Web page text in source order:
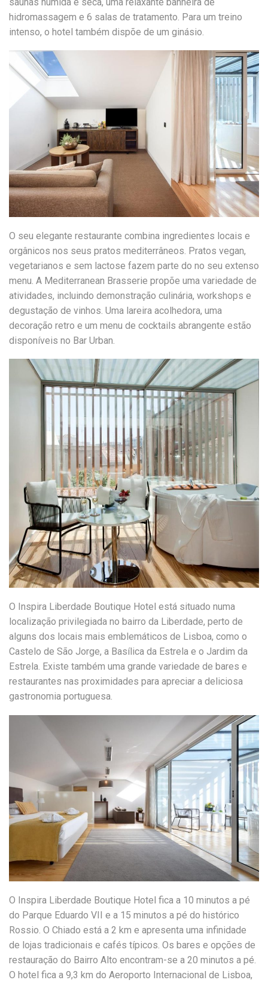
hidromassagem e 6 salas de tratamento. Para um treino
intenso, o hotel também dispõe de um ginásio.
O seu elegante restaurante combina ingredientes locais e
orgânicos nos seus pratos mediterrâneos. Pratos vegan,
vegetarianos e sem lactose fazem parte do no seu extenso
menu. A Mediterranean Brasserie propõe uma variedade de
atividades, incluindo demonstração culinária, workshops e
degustação de vinhos. Uma lareira acolhedora, uma
decoração retro e um menu de cocktails abrangente estão
disponíveis no Bar Urban.
O Inspira Liberdade Boutique Hotel está situado numa
localização privilegiada no bairro da Liberdade, perto de
alguns dos locais mais emblemáticos de Lisboa, como o
Castelo de São Jorge, a Basílica da Estrela e o Jardim da
Estrela. Existe também uma grande variedade de bares e
restaurantes nas proximidades para apreciar a deliciosa
gastronomia portuguesa.
O Inspira Liberdade Boutique Hotel fica a 10 minutos a pé
do Parque Eduardo VII e a 15 minutos a pé do histórico
Rossio. O Chiado está a 2 km e apresenta uma infinidade
de lojas tradicionais e cafés típicos. Os bares e opções de
restauração do Bairro Alto encontram-se a 20 minutos a pé.
O hotel fica a 9,3 km do Aeroporto Internacional de Lisboa,